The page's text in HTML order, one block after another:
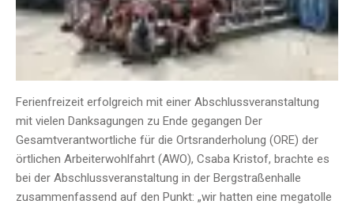
Ferienfreizeit erfolgreich mit einer Abschlussveranstaltung
mit vielen Danksagungen zu Ende gegangen Der
Gesamtverantwortliche für die Ortsranderholung (ORE) der
örtlichen Arbeiterwohlfahrt (AWO), Csaba Kristof, brachte es
bei der Abschlussveranstaltung in der Bergstraßenhalle
zusammenfassend auf den Punkt: „wir hatten eine megatolle